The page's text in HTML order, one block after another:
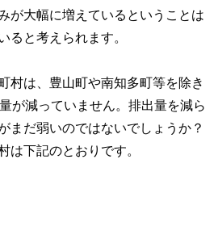
が大幅に増えているということは
ると考えられます。
村は、豊山町や南知多町等を除き
が減っていません。排出量を減ら
まだ弱いのではないでしょうか？
は下記のとおりです。